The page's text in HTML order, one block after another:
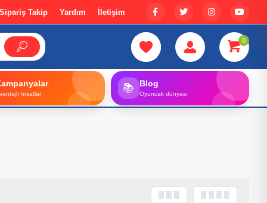
Takip Yardım İletişim
0
fırsatlar 📚 Blog
Oyuncak dünyası